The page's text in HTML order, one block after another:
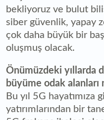
bekliyoruz ve bulut
siber güvenlik, yapay
çok daha büyük bir
oluşmuş olacak.
Önümüzdeki yıllarda
büyüme odak alanları
Bu yıl 5G hayatımıza
yatırımlarından bir